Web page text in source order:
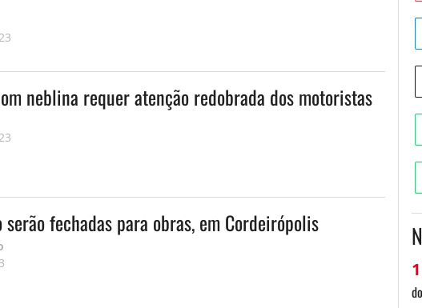
neblina requer atenção redobrada dos motoristas
serão fechadas para obras, em Cordeirópolis